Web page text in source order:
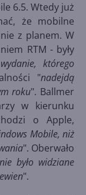
6.5. Wtedy już
że mobilne
z planem. W
RTM - były
którego
"nadejdą
roku". Ballmer
w kierunku
o Apple,
Mobile, niż
". Oberwało
było widziane
".